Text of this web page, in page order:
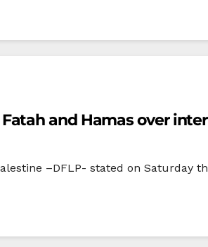
and Hamas over
–DFLP- stated on